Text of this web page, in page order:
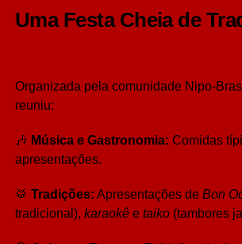
Uma Festa Cheia de
Organizada pela comunidade Nipo-
reuniu:
🎶 Música e Gastronomia: Comidas
apresentações.
🥁 Tradições: Apresentações de Bon
tradicional), karaokêe taiko(tambores